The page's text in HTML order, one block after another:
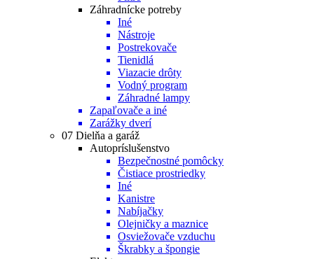
Záhradnícke potreby
Iné
Nástroje
Postrekovače
Tienidlá
Viazacie drôty
Vodný program
Záhradné lampy
Zapaľovače a iné
Zarážky dverí
07 Dielňa a garáž
Autopríslušenstvo
Bezpečnostné pomôcky
Čistiace prostriedky
Iné
Kanistre
Nabíjačky
Olejničky a maznice
Osviežovače vzduchu
Škrabky a špongie